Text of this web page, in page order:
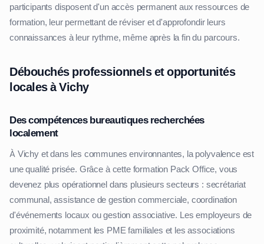
participants disposent d'un accès permanent aux ressources de
formation, leur permettant de réviser et d'approfondir leurs
connaissances à leur rythme, même après la fin du parcours.
Débouchés professionnels et opportunités
locales à Vichy
Des compétences bureautiques recherchées
localement
À Vichy et dans les communes environnantes, la polyvalence est
une qualité prisée. Grâce à cette formation Pack Office, vous
devenez plus opérationnel dans plusieurs secteurs : secrétariat
communal, assistance de gestion commerciale, coordination
d'événements locaux ou gestion associative. Les employeurs de
proximité, notamment les PME familiales et les associations